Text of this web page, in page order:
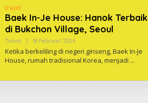
travel
Baek In-Je House: Hanok Terbaik
di Bukchon Village, Seoul
Travel | 18 Februari 2024Oleh
Ketika berkeliling di negeri ginseng, Baek In-Je
House, rumah tradisional Korea, menjadi